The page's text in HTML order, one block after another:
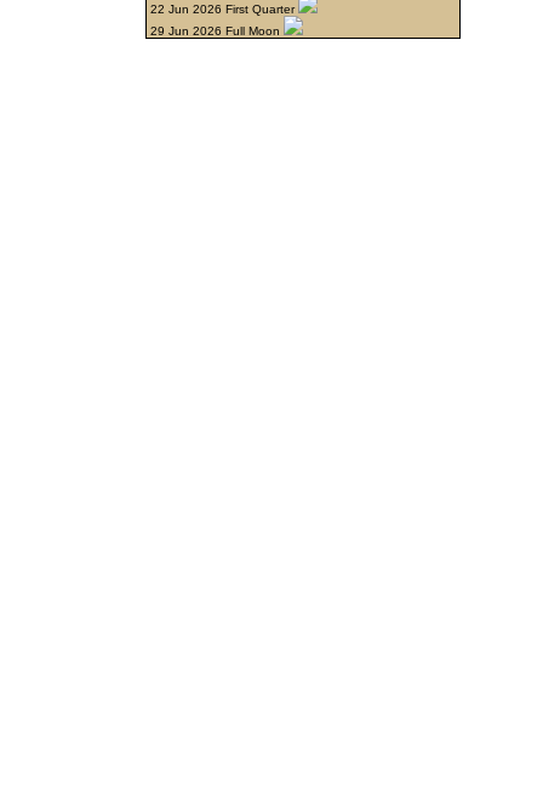
22 Jun 2026 First Quarter
29 Jun 2026 Full Moon